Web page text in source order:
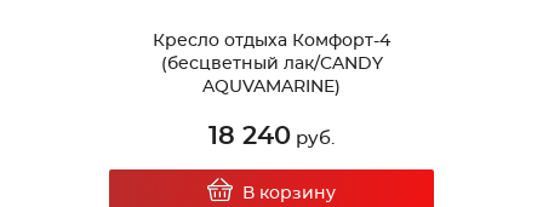
Кресло отдыха Комфорт-4
(бесцветный лак/CANDY
AQUVAMARINE)
18 240 руб.
В корзину